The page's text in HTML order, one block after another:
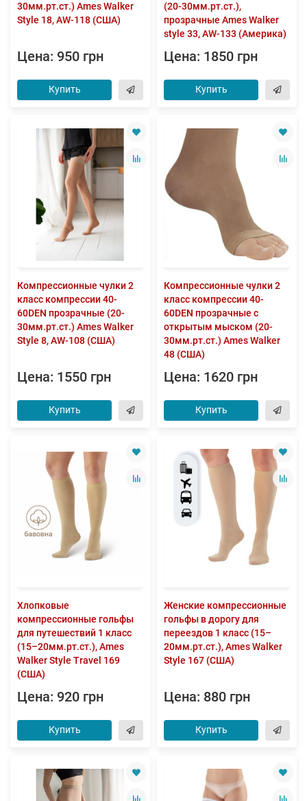
30мм.рт.ст.) Ames Walker
Style 18, AW-118 (США)
Цена: 950 грн
Купить
(20-30мм.рт.ст.),
прозрачные Ames Walker
style 33, AW-133 (Америка)
Цена: 1850 грн
Купить
Компрессионные чулки 2
класс компрессии 40-
60DEN прозрачные (20-
30мм.рт.ст.) Ames Walker
Style 8, AW-108 (США)
Цена: 1550 грн
Купить
Компрессионные чулки 2
класс компрессии 40-
60DEN прозрачные с
открытым мыском (20-
30мм.рт.ст.) Ames Walker
48 (США)
Цена: 1620 грн
Купить
Хлопковые
компрессионные гольфы
для путешествий 1 класс
(15–20мм.рт.ст.), Ames
Walker Style Travel 169
(США)
Цена: 920 грн
Купить
Женские компрессионные
гольфы в дорогу для
переездов 1 класс (15–
20мм.рт.ст.), Ames Walker
Style 167 (США)
Цена: 880 грн
Купить